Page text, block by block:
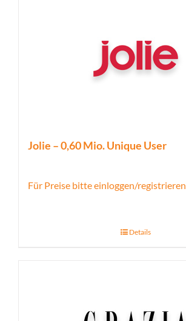
Jolie – 0,60 Mio. Unique User
Für Preise bitte einloggen/registrieren
Details